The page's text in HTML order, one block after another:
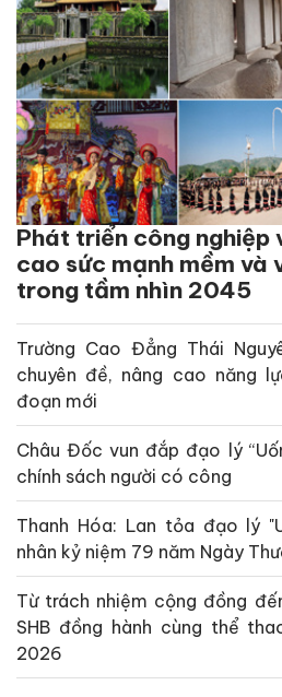
Phát triển công nghiệp
cao sức mạnh mềm và
trong tầm nhìn 2045
Trường Cao Đẳng Thái
chuyên đề, nâng cao năng
đoạn mới
Châu Đốc vun đắp đạo lý
chính sách người có công
Thanh Hóa: Lan tỏa đạo lý
nhân kỷ niệm 79 năm Ngày
Từ trách nhiệm cộng đồng
SHB đồng hành cùng thể
2026